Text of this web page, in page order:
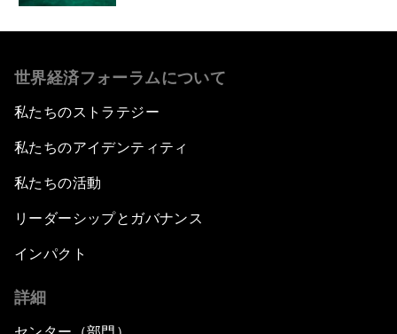
世界経済フォーラムについて
私たちのストラテジー
私たちのアイデンティティ
私たちの活動
リーダーシップとガバナンス
インパクト
詳細